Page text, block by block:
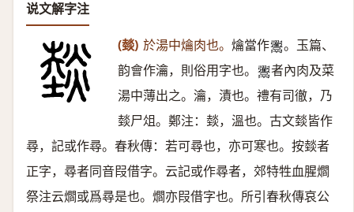
说文解字注
(燅) 於湯中爚肉也。 爚當作𩱲 。玉篇、
韵會作瀹，則俗用字也。 𩱲 者內肉及菜
湯中薄出之。瀹，漬也。禮有司徹，乃
燅尸俎。鄭注：燅，溫也。古文燅皆作
尋，記或作尋。春秋傳：若可尋也，亦可寒也。按燅者
正字，尋者同音叚借字。云記或作尋者，郊特牲血腥爓
祭注云爓或爲尋是也。爓亦叚借字也。所引春秋傳哀公